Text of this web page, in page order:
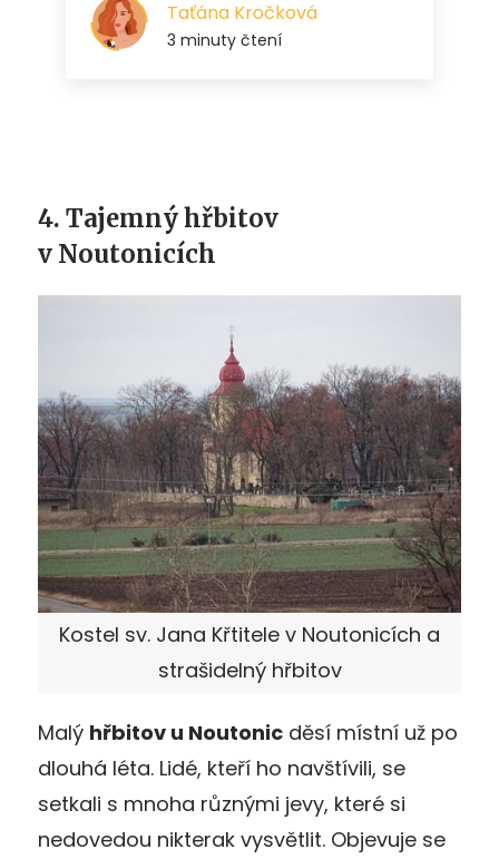
4. Tajemný hřbitov
v Noutonicích
Kostel sv. Jana Křtitele v Noutonicích a
strašidelný hřbitov
Malý hřbitov u Noutonic děsí místní už po
dlouhá léta. Lidé, kteří ho navštívili, se
setkali s mnoha různými jevy, které si
nedovedou nikterak vysvětlit. Objevuje se